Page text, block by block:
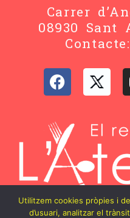
Carrer
08930 Sant
Utilitzem cookies pròpies i
d’usuari, analitzar el